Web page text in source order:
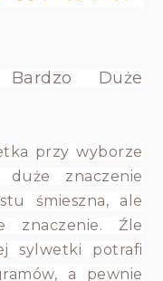
Duże
przy wyborze
znaczenie
śmieszna, ale
znaczenie. Źle
sylwetki potrafi
a pewnie